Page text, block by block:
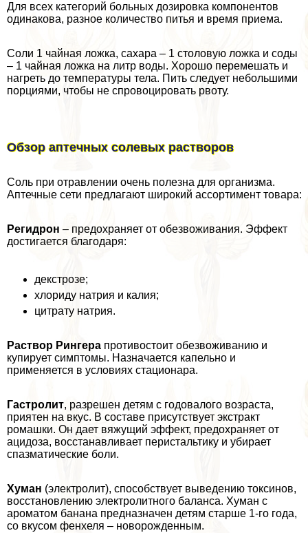
Для всех категорий больных дозировка компонентов
одинакова, разное количество питья и время приема.
Соли 1 чайная ложка, сахара – 1 столовую ложка и соды
– 1 чайная ложка на литр воды. Хорошо перемешать и
нагреть до температуры тела. Пить следует небольшими
порциями, чтобы не спровоцировать рвоту.
Обзор аптечных солевых растворов
Соль при отравлении очень полезна для организма.
Аптечные сети предлагают широкий ассортимент товара:
Регидрон – пpeдoxpaняет от обезвоживания. Эффект
достигается благодаря:
декстрозе;
хлориду натрия и калия;
цитрату натрия.
Раствор Рингера противостоит обезвоживанию и
купирует симптомы. Назначается капельно и
применяется в условиях стационара.
Гастролит, разрешен детям с годовалого возраста,
приятен на вкус. В составе присутствует экстpaкт
ромашки. Он дает вяжущий эффект, пpeдoxpaняет от
ацидоза, восстанавливает перистальтику и убирает
спазматические боли.
Хуман (электролит), способствует выведению токсинов,
восстановлению электролитного баланса. Хуман с
ароматом банана предназначен детям старше 1-го года,
со вкусом фенхеля – новорожденным.